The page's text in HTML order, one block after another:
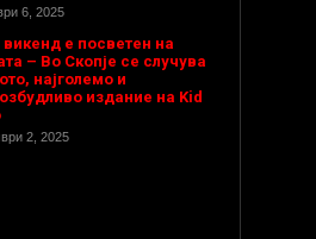
6, 2025
викенд е посветен на
– Во Скопје се случува
најголемо и
издание на Kid
2, 2025